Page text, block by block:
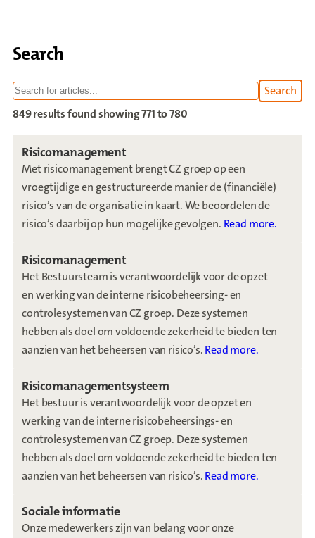
Search
Searchwithin
849 results foundshowing 771 to 780
Risicomanagement
Met risicomanagement brengt CZ groep op een
vroegtijdige en gestructureerde manier de (financiële)
risico’s van de organisatie in kaart. We beoordelen de
risico’s daarbij op hun mogelijke gevolgen. Read more.
Risicomanagement
Het Bestuursteam is verantwoordelijk voor de opzet
en werking van de interne risicobeheersing- en
controlesystemen van CZ groep. Deze systemen
hebben als doel om voldoende zekerheid te bieden ten
aanzien van het beheersen van risico’s.Read more.
Risicomanagementsysteem
Het bestuur is verantwoordelijk voor de opzet en
werking van de interne risicobeheersings- en
controlesystemen van CZ groep. Deze systemen
hebben als doel om voldoende zekerheid te bieden ten
aanzien van het beheersen van risico’s.Read more.
Sociale informatie
Onze medewerkers zijn van belang voor onze